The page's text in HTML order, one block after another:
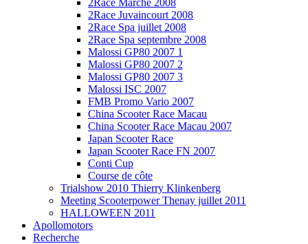
2Race Marche 2008
2Race Juvaincourt 2008
2Race Spa juillet 2008
2Race Spa septembre 2008
Malossi GP80 2007 1
Malossi GP80 2007 2
Malossi GP80 2007 3
Malossi ISC 2007
FMB Promo Vario 2007
China Scooter Race Macau
China Scooter Race Macau 2007
Japan Scooter Race
Japan Scooter Race FN 2007
Conti Cup
Course de côte
Trialshow 2010 Thierry Klinkenberg
Meeting Scooterpower Thenay juillet 2011
HALLOWEEN 2011
Apollomotors
Recherche